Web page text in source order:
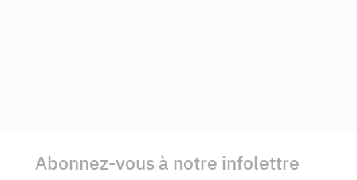
complémentaires
Abonnez-vous à notre infolettre